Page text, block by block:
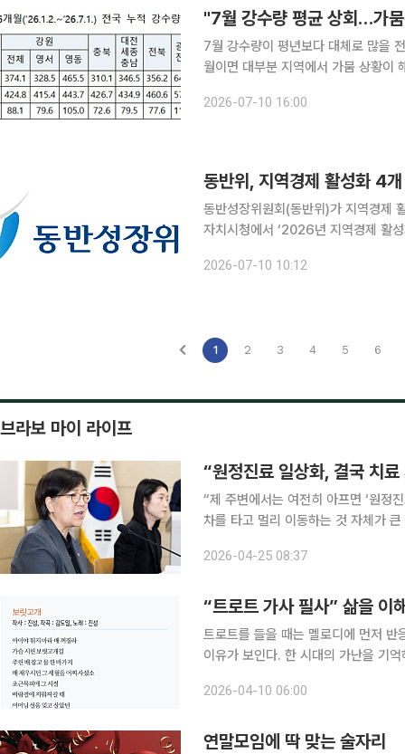
"7월 강수량 평균 상회…가
7월 강수량이 평년보다 대체로 많을
월이면 대부분 지역에서 가뭄 상황이 해소될 것으로 예상
의 83.6%(403.4㎜) 수준이다. 부
2026-07-10 16:00
동반위, 지역경제 활성화 4
동반성장위원회(동반위)가 지역경제 활성화
자치시청에서 ‘2026년 지역경제 활
선정한 4개 지역경제 활성화 과제 가
2026-07-10 10:12
1 2 3 4 5 6
브라보 마이 라이프
“제 주변에서는 여전히 아프면 ‘원정
차를 타고 멀리 이동하는 것 자체가
2026-04-25 08:37
“트로트 가사 필사” 삶을 이
트로트를 들을 때는 멜로디에 먼저 반
이유가 보인다. 한 시대의 가난을 기
노래방 업체 TJ미디어의 2026년
2026-04-10 06:00
연말모임에 딱 맞는 술자리